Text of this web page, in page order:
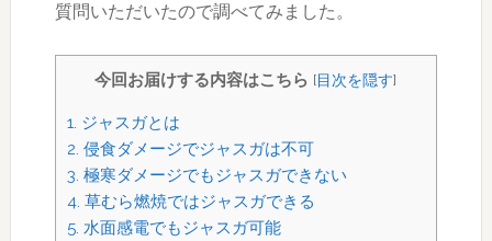
質問いただいたので調べてみました。
今回お届けする内容はこちら [目次を隠す]
1. ジャスガとは
2. 侵食ダメージでジャスガは不可
3. 極寒ダメージでもジャスガできない
4. 草むら燃焼ではジャスガできる
5. 水面感電でもジャスガ可能